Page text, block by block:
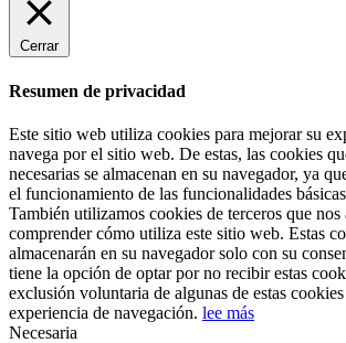
Cerrar
Resumen de privacidad
Este sitio web utiliza cookies para mejorar su
navega por el sitio web. De estas, las cookies
necesarias se almacenan en su navegador, ya
el funcionamiento de las funcionalidades
También utilizamos cookies de terceros que
comprender cómo utiliza este sitio web. Estas
almacenarán en su navegador solo con su
tiene la opción de optar por no recibir estas
exclusión voluntaria de algunas de estas
experiencia de navegación. lee más
Necesaria